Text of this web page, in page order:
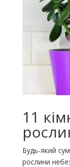
11
Будь-який
рослини